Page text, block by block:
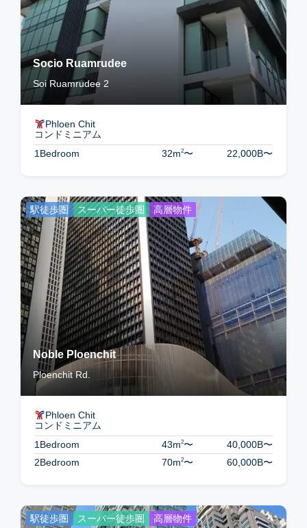
Socio Ruamrudee
Soi Ruamrudee 2
Phloen Chit
コンドミニアム
1Bedroom
32m2〜 22,000B〜
駅徒歩圏 スーパー徒歩圏 高層物件
Noble Ploenchit
Ploenchit Rd.
Phloen Chit
コンドミニアム
1Bedroom
43m2〜 40,000B〜
2Bedroom
70m2〜 60,000B〜
駅徒歩圏 スーパー徒歩圏 高層物件